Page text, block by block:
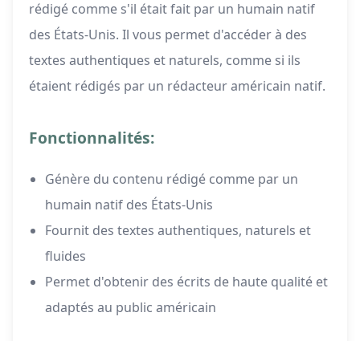
rédigé comme s'il était fait par un humain natif
des États-Unis. Il vous permet d'accéder à des
textes authentiques et naturels, comme si ils
étaient rédigés par un rédacteur américain natif.
Fonctionnalités:
Génère du contenu rédigé comme par un
humain natif des États-Unis
Fournit des textes authentiques, naturels et
fluides
Permet d'obtenir des écrits de haute qualité et
adaptés au public américain